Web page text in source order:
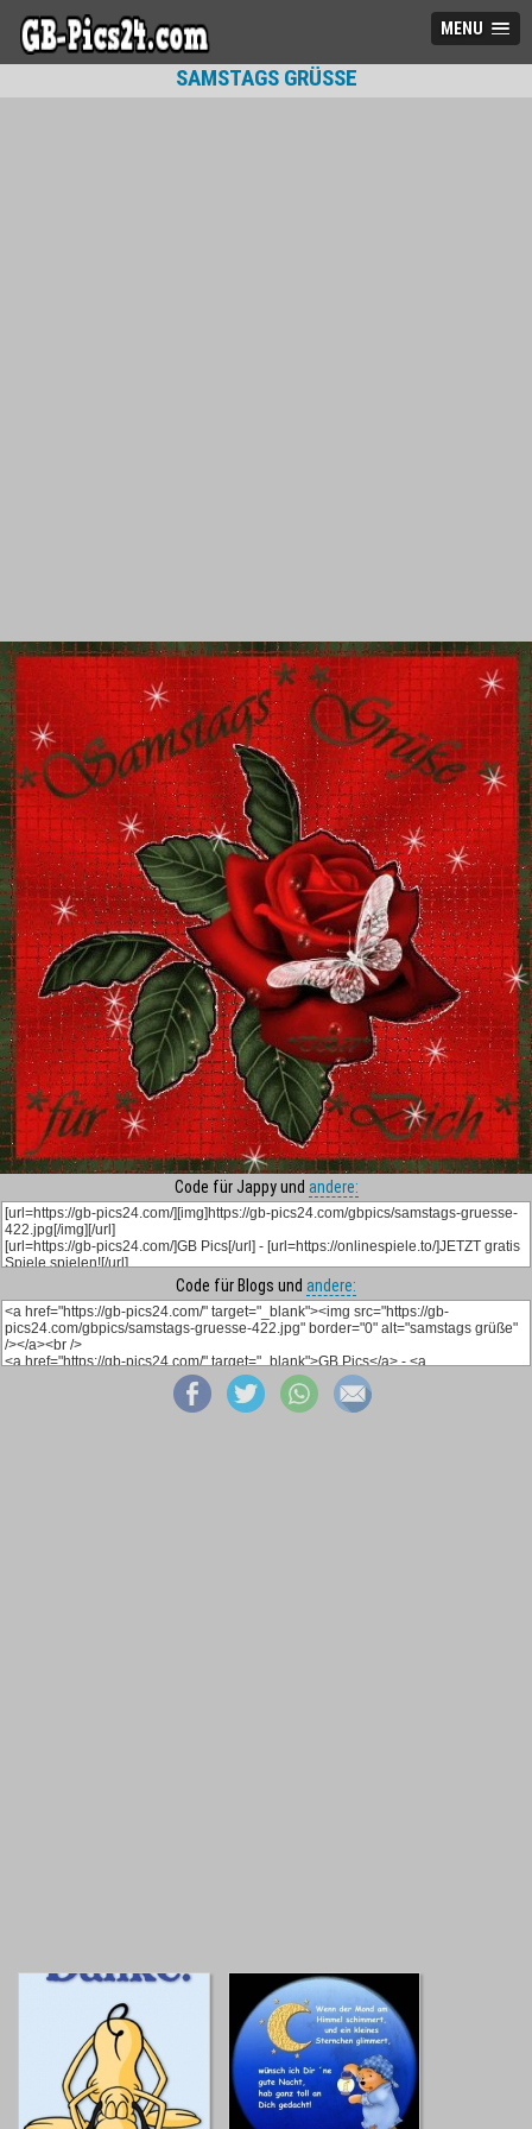
MENU
SAMSTAGS GRÜSSE
Code für Jappy und andere:
Code für Blogs und andere: